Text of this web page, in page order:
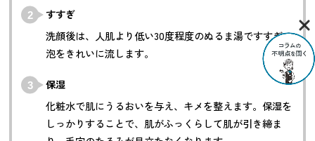
すすぎ
洗顔後は、人肌より低い30度程度のぬるま湯ですすぎ、
泡をきれいに流します。
保湿
化粧水で肌にうるおいを与え、キメを整えます。保湿を
しっかりすることで、肌がふっくらして肌が引き締ま